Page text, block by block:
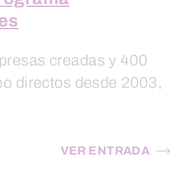
creadas y 400
directos desde 2003,
VER ENTRADA